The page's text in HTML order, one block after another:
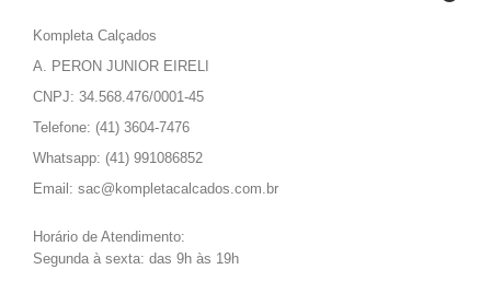
Kompleta Calçados
A. PERON JUNIOR EIRELI
CNPJ: 34.568.476/0001-45
Telefone: (41) 3604-7476
Whatsapp: (41) 991086852
Email: sac@kompletacalcados.com.br
Horário de Atendimento:
Segunda à sexta: das 9h às 19h